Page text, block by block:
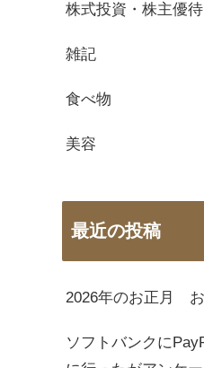
株式投資・株主優待
雑記
食べ物
美容
最近の投稿
2026年のお正月
ソフトバンクに